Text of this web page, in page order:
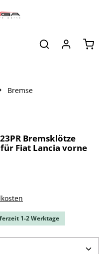
Bremse
Bremsklötze
Fiat Lancia vorne
1-2 Werktage
gewünschten Wert ein